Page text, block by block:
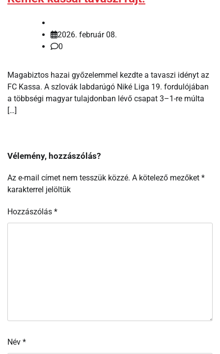
2026. február 08.
0
Magabiztos hazai győzelemmel kezdte a tavaszi idényt az
FC Kassa. A szlovák labdarúgó Niké Liga 19. fordulójában
a többségi magyar tulajdonban lévő csapat 3–1-re múlta
[…]
Vélemény, hozzászólás?
Az e-mail címet nem tesszük közzé. A kötelező mezőket *
karakterrel jelöltük
Hozzászólás *
Név *